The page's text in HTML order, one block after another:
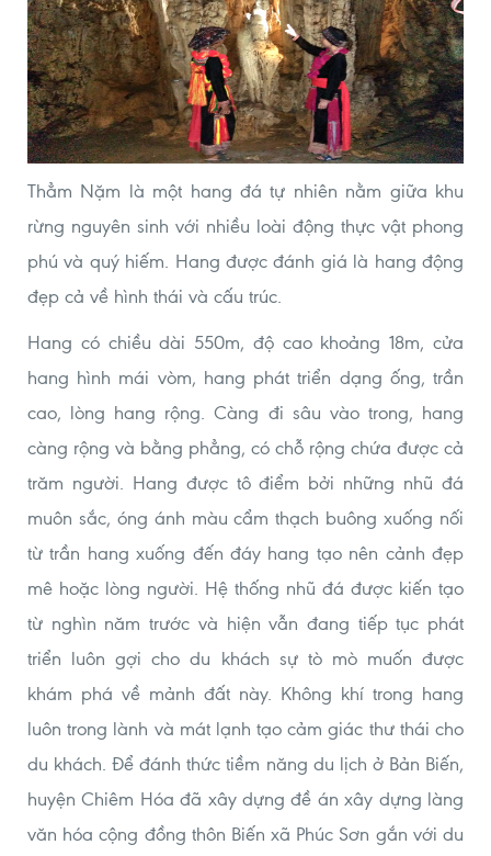
Thẳm Nặm là một hang đá tự nhiên nằm giữa khu
rừng nguyên sinh với nhiều loài động thực vật phong
phú và quý hiếm. Hang được đánh giá là hang động
đẹp cả về hình thái và cấu trúc.
Hang có chiều dài 550m, độ cao khoảng 18m, cửa
hang hình mái vòm, hang phát triển dạng ống, trần
cao, lòng hang rộng. Càng đi sâu vào trong, hang
càng rộng và bằng phẳng, có chỗ rộng chứa được cả
trăm người. Hang được tô điểm bởi những nhũ đá
muôn sắc, óng ánh màu cẩm thạch buông xuống nối
từ trần hang xuống đến đáy hang tạo nên cảnh đẹp
mê hoặc lòng người. Hệ thống nhũ đá được kiến tạo
từ nghìn năm trước và hiện vẫn đang tiếp tục phát
triển luôn gợi cho du khách sự tò mò muốn được
khám phá về mảnh đất này. Không khí trong hang
luôn trong lành và mát lạnh tạo cảm giác thư thái cho
du khách. Để đánh thức tiềm năng du lịch ở Bản Biến,
huyện Chiêm Hóa đã xây dựng đề án xây dựng làng
văn hóa cộng đồng thôn Biến xã Phúc Sơn gắn với du